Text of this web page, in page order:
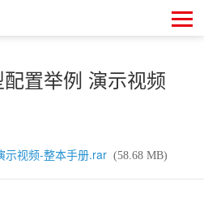
置举例 演示视频
示视频-整本手册.rar (58.68 MB)